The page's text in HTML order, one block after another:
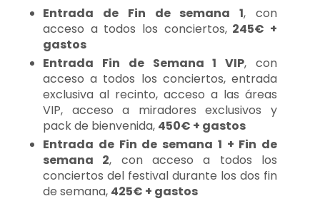
Entrada de Fin de semana 1, con
acceso a todos los conciertos,245€ +
gastos
Entrada Fin de Semana 1 VIP, con
acceso a todos los conciertos, entrada
exclusiva al recinto, acceso a las áreas
VIP, acceso a miradores exclusivos y
pack de bienvenida, 450€ + gastos
Entrada de Fin de semana 1 + Fin de
semana 2, con acceso a todos los
conciertos del festival durante los dos fin
de semana, 425€ + gastos